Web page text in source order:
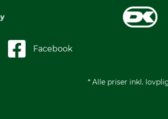
Facebook
* Alle priser inkl.